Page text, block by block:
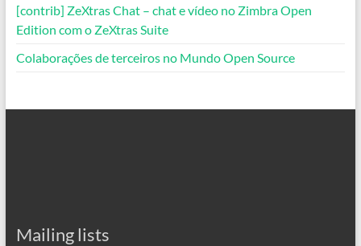
[contrib] ZeXtras Chat – chat e vídeo no Zimbra Open
Edition com o ZeXtras Suite
Colaborações de terceiros no Mundo Open Source
Mailing lists